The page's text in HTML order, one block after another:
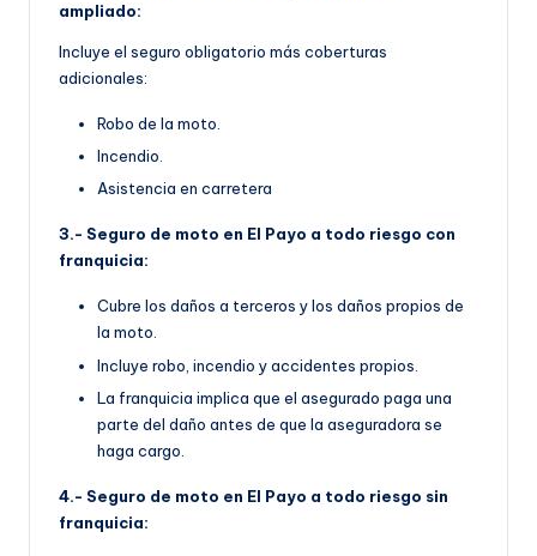
ampliado:
Incluye el seguro obligatorio más coberturas
adicionales:
Robo de la moto.
Incendio.
Asistencia en carretera
3.- Seguro de moto en El Payo a todo riesgo con
franquicia:
Cubre los daños a terceros y los daños propios de
la moto.
Incluye robo, incendio y accidentes propios.
La franquicia implica que el asegurado paga una
parte del daño antes de que la aseguradora se
haga cargo.
4.- Seguro de moto en El Payo a todo riesgo sin
franquicia: